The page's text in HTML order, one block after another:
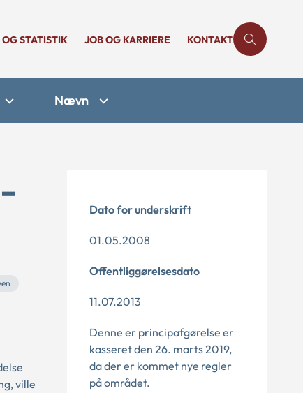
STATISTIK JOB OG KARRIERE KONTAKT
Nævn
ville
Dato for underskrift
01.05.2008
Offentliggørelsesdato
11.07.2013
Denne er principafgørelse er
kasseret den 26. marts 2019,
da der er kommet nye regler
på området.